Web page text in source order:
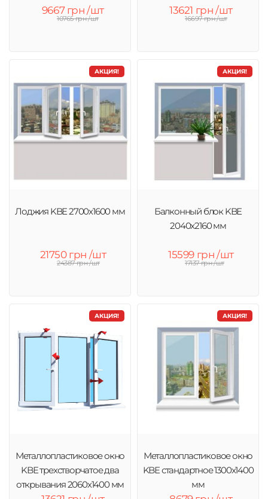
9667 грн /шт
10765 грн /шт
13621 грн /шт
16697 грн /шт
АКЦИЯ!
Лоджия KBE 2700х1600 мм
21750 грн /шт
24387 грн /шт
АКЦИЯ!
Балконный блок KBE
2040x2160 мм
15599 грн /шт
17137 грн /шт
АКЦИЯ!
Металлопластиковое окно
KBE трехстворчатое два
открывания 2060х1400 мм
АКЦИЯ!
Металлопластиковое окно
KBE стандартное 1300x1400
мм